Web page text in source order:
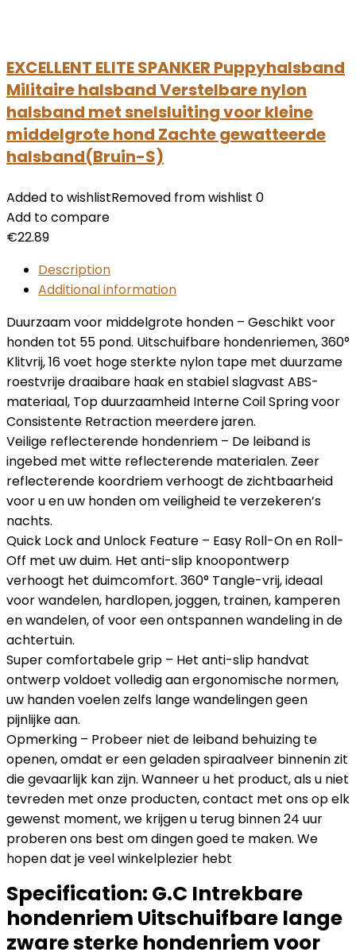
EXCELLENT ELITE SPANKER Puppyhalsband
Militaire halsband Verstelbare nylon
halsband met snelsluiting voor kleine
middelgrote hond Zachte gewatteerde
halsband(Bruin-S)
Added to wishlistRemoved from wishlist 0
Add to compare
€22.89
Description
Additional information
Duurzaam voor middelgrote honden – Geschikt voor
honden tot 55 pond. Uitschuifbare hondenriemen, 360°
Klitvrij, 16 voet hoge sterkte nylon tape met duurzame
roestvrije draaibare haak en stabiel slagvast ABS-
materiaal, Top duurzaamheid Interne Coil Spring voor
Consistente Retraction meerdere jaren.
Veilige reflecterende hondenriem – De leiband is
ingebed met witte reflecterende materialen. Zeer
reflecterende koordriem verhoogt de zichtbaarheid
voor u en uw honden om veiligheid te verzekeren’s
nachts.
Quick Lock and Unlock Feature – Easy Roll-On en Roll-
Off met uw duim. Het anti-slip knoopontwerp
verhoogt het duimcomfort. 360° Tangle-vrij, ideaal
voor wandelen, hardlopen, joggen, trainen, kamperen
en wandelen, of voor een ontspannen wandeling in de
achtertuin.
Super comfortabele grip – Het anti-slip handvat
ontwerp voldoet volledig aan ergonomische normen,
uw handen voelen zelfs lange wandelingen geen
pijnlijke aan.
Opmerking – Probeer niet de leiband behuizing te
openen, omdat er een geladen spiraalveer binnenin zit
die gevaarlijk kan zijn. Wanneer u het product, als u niet
tevreden met onze producten, contact met ons op elk
gewenst moment, we krijgen u terug binnen 24 uur
proberen ons best om dingen goed te maken. We
hopen dat je veel winkelplezier hebt
Specification: G.C Intrekbare
hondenriem Uitschuifbare lange
zware sterke hondenriem voor